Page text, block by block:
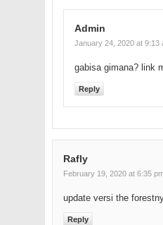
Admin
January 24, 2020 at 9:13
gabisa gimana? link
Reply
Rafly
February 19, 2020 at 6:35
update versi the
Reply